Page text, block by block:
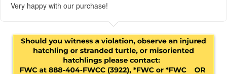
Very happy with our purchase!